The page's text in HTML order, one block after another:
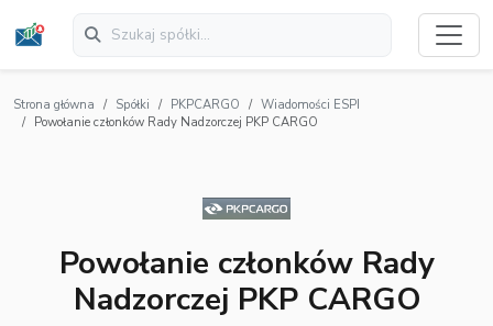
Strona główna Spółki PKPCARGO
Wiadomości ESPI
Powołanie członków Rady Nadzorczej PKP CARGO
Powołanie członków Rady
Nadzorczej PKP CARGO